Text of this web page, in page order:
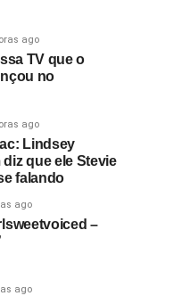
ago
TV que o
no
ago
Lindsey
que ele Stevie
falando
ago
–
ago